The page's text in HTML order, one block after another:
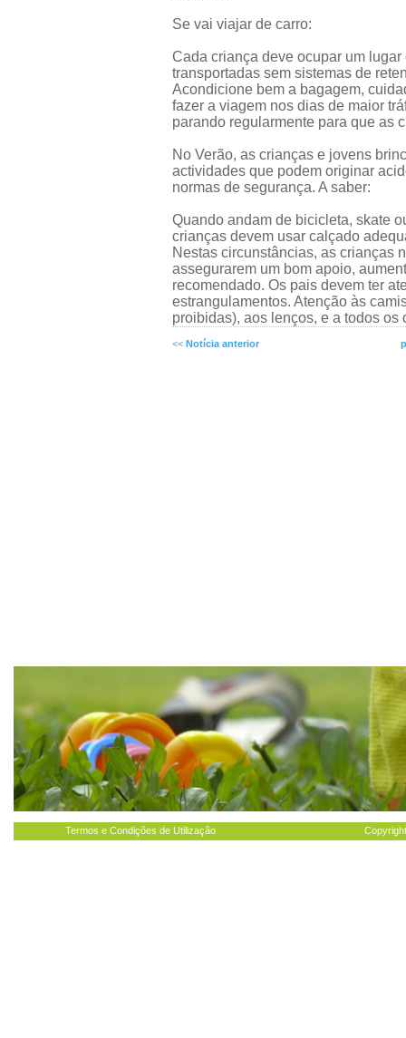
Se vai viajar de carro:
Cada criança deve ocupar um
transportadas sem sistemas de
Acondicione bem a bagagem,
fazer a viagem nos dias de maior
parando regularmente para que as
No Verão, as crianças e jovens
actividades que podem originar
normas de segurança. A saber:
Quando andam de bicicleta, skate
crianças devem usar calçado
Nestas circunstâncias, as crianças
assegurarem um bom apoio,
recomendado. Os pais devem ter
estrangulamentos. Atenção às
proibidas), aos lenços, e a todos
<< Notícia anterior
Termos e Condições de Utilização